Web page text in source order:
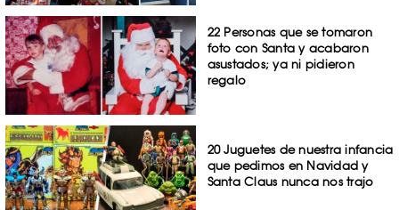
22 Personas que se tomaron
foto con Santa y acabaron
asustados; ya ni pidieron
regalo
20 Juguetes de nuestra infancia
que pedimos en Navidad y
Santa Claus nunca nos trajo